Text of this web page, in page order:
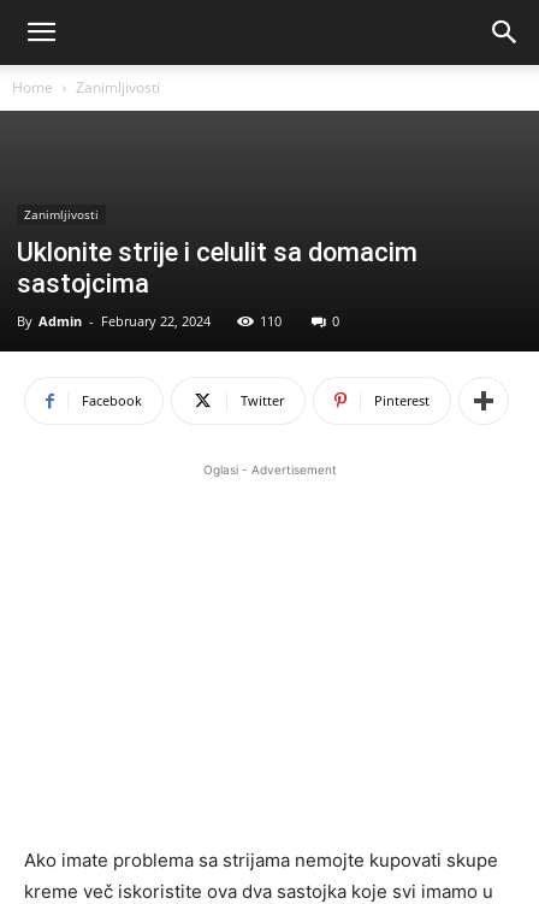
Home Zanimljivosti
Zanimljivosti
Uklonite strije i celulit sa domacim
sastojcima
By Admin - February 22, 2024 110 0
Facebook Twitter Pinterest
Oglasi - Advertisement
Ako imate problema sa strijama nemojte kupovati skupe
kreme več iskoristite ova dva sastojka koje svi imamo u